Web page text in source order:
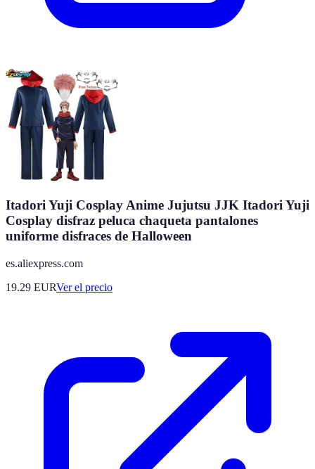
Itadori Yuji Cosplay Anime Jujutsu JJK Itadori Yuji
Cosplay disfraz peluca chaqueta pantalones
uniforme disfraces de Halloween
es.aliexpress.com
19.29 EURVer el precio